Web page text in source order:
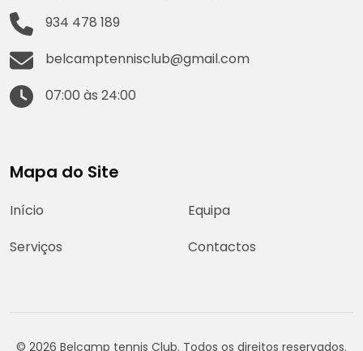
934 478 189
belcamptennisclub@gmail.com
07:00 às 24:00
Mapa do Site
Início
Equipa
Serviços
Contactos
© 2026 Belcamp tennis Club. Todos os direitos reservados.